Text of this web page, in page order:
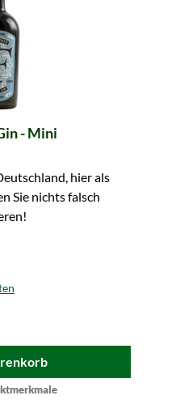
- Mini
hier als
Sie nichts falsch